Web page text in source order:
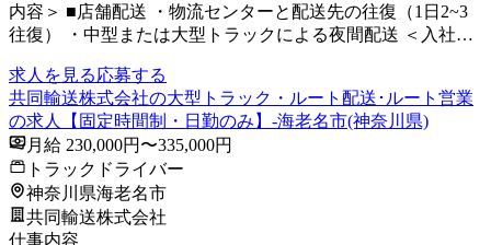
内容＞ ■店舗配送 ・物流センターと配送先の往復（1日2~3
往復） ・中型または大型トラックによる夜間配送 ＜入社…
求人を見る応募する
共同輸送株式会社の大型トラック・ルート配送･ルート営業
の求人【固定時間制・日勤のみ】-海老名市(神奈川県)
月給 230,000円〜335,000円
トラックドライバー
神奈川県海老名市
共同輸送株式会社
仕事内容